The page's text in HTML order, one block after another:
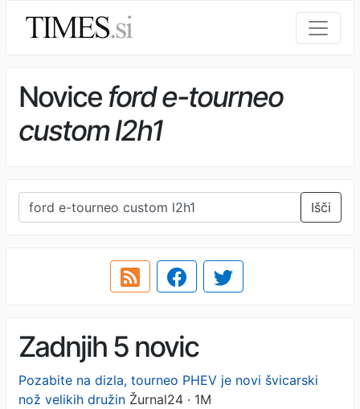
Novice ford e-tourneo
custom l2h1
Išči
Zadnjih 5 novic
Pozabite na dizla, tourneo PHEV je novi švicarski
nož velikih družin Žurnal24 · 1M